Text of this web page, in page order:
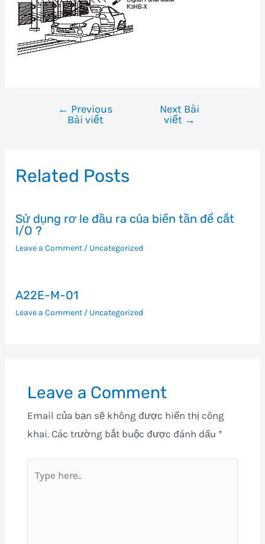
viết
← Previous
Bài viết
Next Bài
viết →
Related Posts
Sử dụng rơ le đầu ra của biến tần để cắt
I/O ?
Leave a Comment / Uncategorized
A22E-M-01
Leave a Comment / Uncategorized
Leave a Comment
Email của bạn sẽ không được hiển thị công
khai. Các trường bắt buộc được đánh dấu *
here..